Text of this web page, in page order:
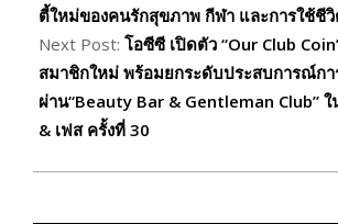
29
ตี้ใหม่ของคนรักสุขภาพ กีฬา และการใช้ชี
Next Post: โอซีซี เปิดตัว “Our Club
สมาชิกใหม่ พร้อมยกระดับประสบการณ์ก
ผ่าน“Beauty Bar & Gentleman Club”
& เฟส ครั้งที่ 30